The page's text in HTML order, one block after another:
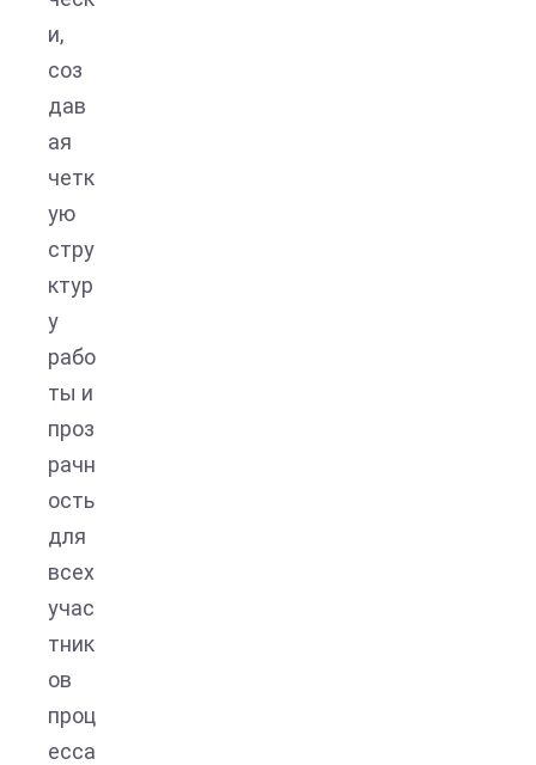
и,
соз
дав
ая
четк
ую
стру
ктур
у
рабо
ты и
проз
рачн
ость
для
всех
учас
тник
ов
проц
есса